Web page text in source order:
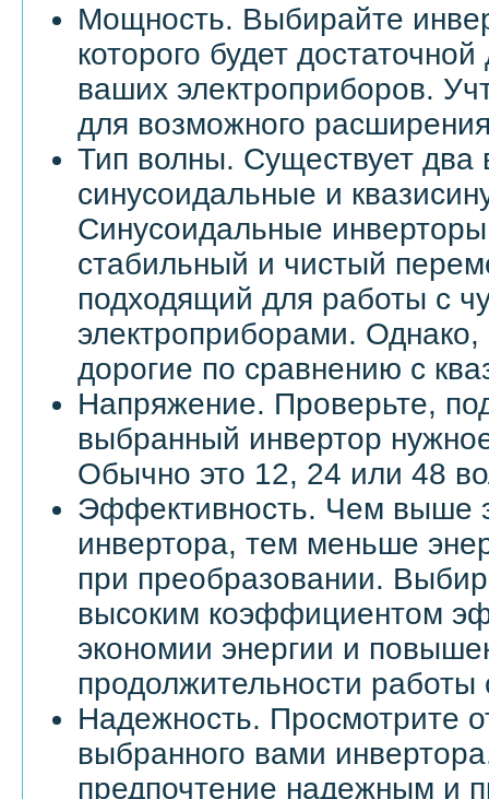
Мощность. Выбирайте
которого будет
ваших электроприборов.
для возможного
Тип волны. Существует два
синусоидальные и
Синусоидальные
стабильный и чистый
подходящий для работы с
электроприборами.
дорогие по сравнению с
Напряжение. Проверьте,
выбранный инвертор
Обычно это 12, 24 или 48
Эффективность. Чем выше
инвертора, тем меньше
при преобразовании.
высоким коэффициентом
экономии энергии и
продолжительности работы
Надежность. Просмотрите
выбранного вами
предпочтение надежным и